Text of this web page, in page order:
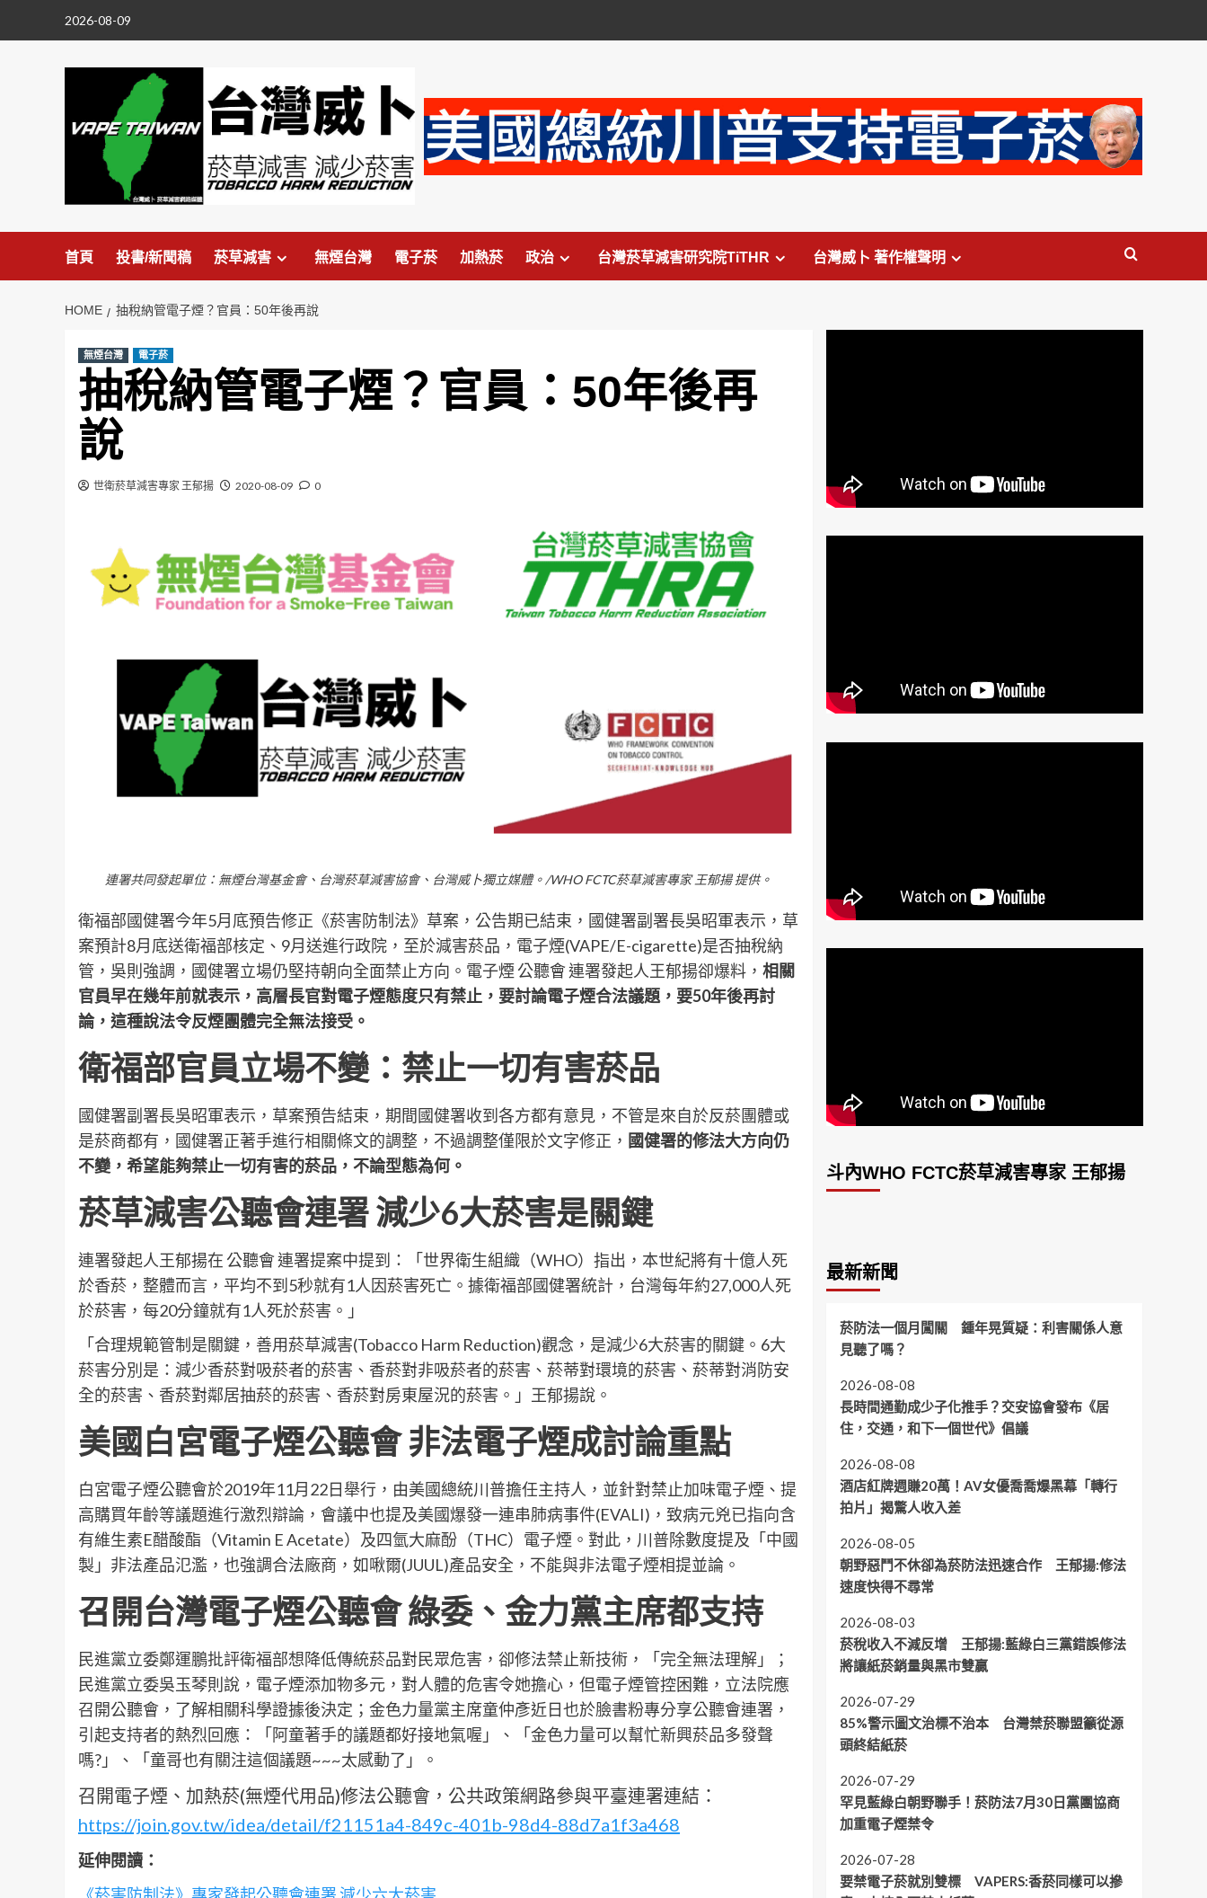
2026-08-09
首頁 投書/新聞稿 菸草減害 無煙台灣 電子菸 加熱菸 政治 台灣菸草減害研究院TiTHR 台灣威卜 著作權聲明
HOME 抽稅納管電子煙？官員：50年後再說
無煙台灣 電子菸
抽稅納管電子煙？官員：50年後再
說
世衛菸草減害專家 王郁揚 2020-08-09 0
連署共同發起單位：無煙台灣基金會、台灣菸草減害協會、台灣威卜獨立媒體。/WHO FCTC菸草減害專家 王郁揚 提供。
衛福部國健署今年5月底預告修正《菸害防制法》草案，公告期已結束，國健署副署長吳昭軍表示，草
案預計8月底送衛福部核定、9月送進行政院，至於減害菸品，電子煙(VAPE/E-cigarette)是否抽稅納
管，吳則強調，國健署立場仍堅持朝向全面禁止方向。電子煙 公聽會 連署發起人王郁揚卻爆料， 相關
官員早在幾年前就表示，高層長官對電子煙態度只有禁止，要討論電子煙合法議題，要50年後再討
論，這種說法令反煙團體完全無法接受。
衛福部官員立場不變：禁止一切有害菸品
國健署副署長吳昭軍表示，草案預告結束，期間國健署收到各方都有意見，不管是來自於反菸團體或
是菸商都有，國健署正著手進行相關條文的調整，不過調整僅限於文字修正， 國健署的修法大方向仍
不變，希望能夠禁止一切有害的菸品，不論型態為何。
菸草減害公聽會連署減少6大菸害是關鍵
連署發起人王郁揚在 公聽會 連署提案中提到：「世界衛生組織（WHO）指出，本世紀將有十億人死
於香菸，整體而言，平均不到5秒就有1人因菸害死亡。據衛福部國健署統計，台灣每年約27,000人死
於菸害，每20分鐘就有1人死於菸害。」
「合理規範管制是關鍵，善用菸草減害(Tobacco Harm Reduction)觀念，是減少6大菸害的關鍵。6大
菸害分別是：減少香菸對吸菸者的菸害、香菸對非吸菸者的菸害、菸蒂對環境的菸害、菸蒂對消防安
全的菸害、香菸對鄰居抽菸的菸害、香菸對房東屋況的菸害。」王郁揚說。
美國白宮電子煙公聽會非法電子煙成討論重點
白宮電子煙公聽會於2019年11月22日舉行，由美國總統川普擔任主持人，並針對禁止加味電子煙、提
高購買年齡等議題進行激烈辯論，會議中也提及美國爆發一連串肺病事件(EVALI)，致病元兇已指向含
有維生素E醋酸酯（Vitamin E Acetate）及四氫大麻酚（THC）電子煙。對此，川普除數度提及「中國
製」非法產品氾濫，也強調合法廠商，如啾爾(JUUL)產品安全，不能與非法電子煙相提並論。
召開台灣電子煙公聽會綠委、金力黨主席都支持
民進黨立委鄭運鵬批評衛福部想降低傳統菸品對民眾危害，卻修法禁止新技術，「完全無法理解」；
民進黨立委吳玉琴則說，電子煙添加物多元，對人體的危害令她擔心，但電子煙管控困難，立法院應
召開公聽會，了解相關科學證據後決定；金色力量黨主席童仲彥近日也於臉書粉專分享公聽會連署，
引起支持者的熱烈回應：「阿童著手的議題都好接地氣喔」、「金色力量可以幫忙新興菸品多發聲
嗎?」、「童哥也有關注這個議題~~~太感動了」。
召開電子煙、加熱菸(無煙代用品)修法公聽會，公共政策網路參與平臺連署連結：
https://join.gov.tw/idea/detail/f21151a4-849c-401b-98d4-88d7a1f3a468
延伸閱讀：
斗內WHO FCTC菸草減害專家 王郁揚
最新新聞
菸防法一個月闖關 鍾年晃質疑：利害關係人意
見聽了嗎？
2026-08-08
長時間通勤成少子化推手？交安協會發布《居
住，交通，和下一個世代》倡議
2026-08-08
酒店紅牌週賺20萬！AV女優喬喬爆黑幕「轉行
拍片」揭驚人收入差
2026-08-05
朝野惡鬥不休卻為菸防法迅速合作 王郁揚:修法
速度快得不尋常
2026-08-03
菸稅收入不減反增 王郁揚:藍綠白三黨錯誤修法
將讓紙菸銷量與黑市雙贏
2026-07-29
85%警示圖文治標不治本 台灣禁菸聯盟籲從源
頭終結紙菸
2026-07-29
罕見藍綠白朝野聯手！菸防法7月30日黨團協商
加重電子煙禁令
2026-07-28
要禁電子菸就別雙標 VAPERS:香菸同樣可以摻